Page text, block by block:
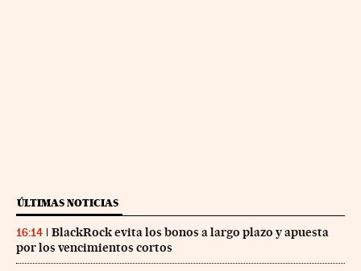
ÚLTIMAS NOTICIAS
16:14
BlackRock evita los bonos a largo plazo y apuesta
por los vencimientos cortos